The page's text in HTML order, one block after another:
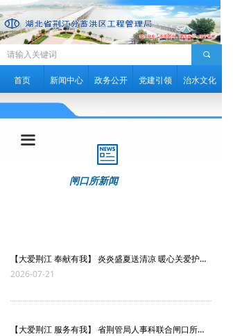
首页 新闻中心 政务公开 党建引领 治水文化
끠
闸口所新闻
끀
【大爱荆江 奉献有我】 炎炎盛夏送清凉 暖心关爱护夕阳
2026-07-21
【大爱荆江 服务有我】 省荆管局人事科联合闸口所共同开展防台工作部署